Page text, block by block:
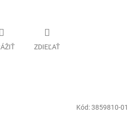
ZDIEĽAŤ
Kód:3859810-01